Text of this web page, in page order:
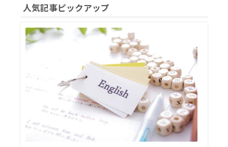
人気記事ピックアップ